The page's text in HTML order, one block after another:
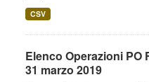
CSV
Elenco Operazioni PO
31 marzo 2019